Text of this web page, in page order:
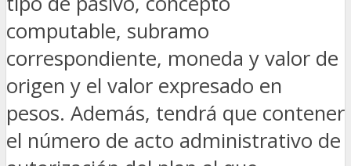
computable, subramo
correspondiente, moneda y valor de
origen y el valor expresado en
pesos. Además, tendrá que contener
el número de acto administrativo de